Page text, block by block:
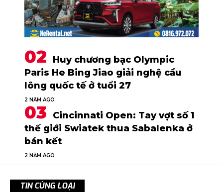
Huy chương bạc Olympic
Paris He Bing Jiao giải nghệ cầu
lông quốc tế ở tuổi 27
2 NĂM AGO
Cincinnati Open: Tay vợt số 1
thế giới Swiatek thua Sabalenka ở
bán kết
2 NĂM AGO
TIN CÙNG LOẠI